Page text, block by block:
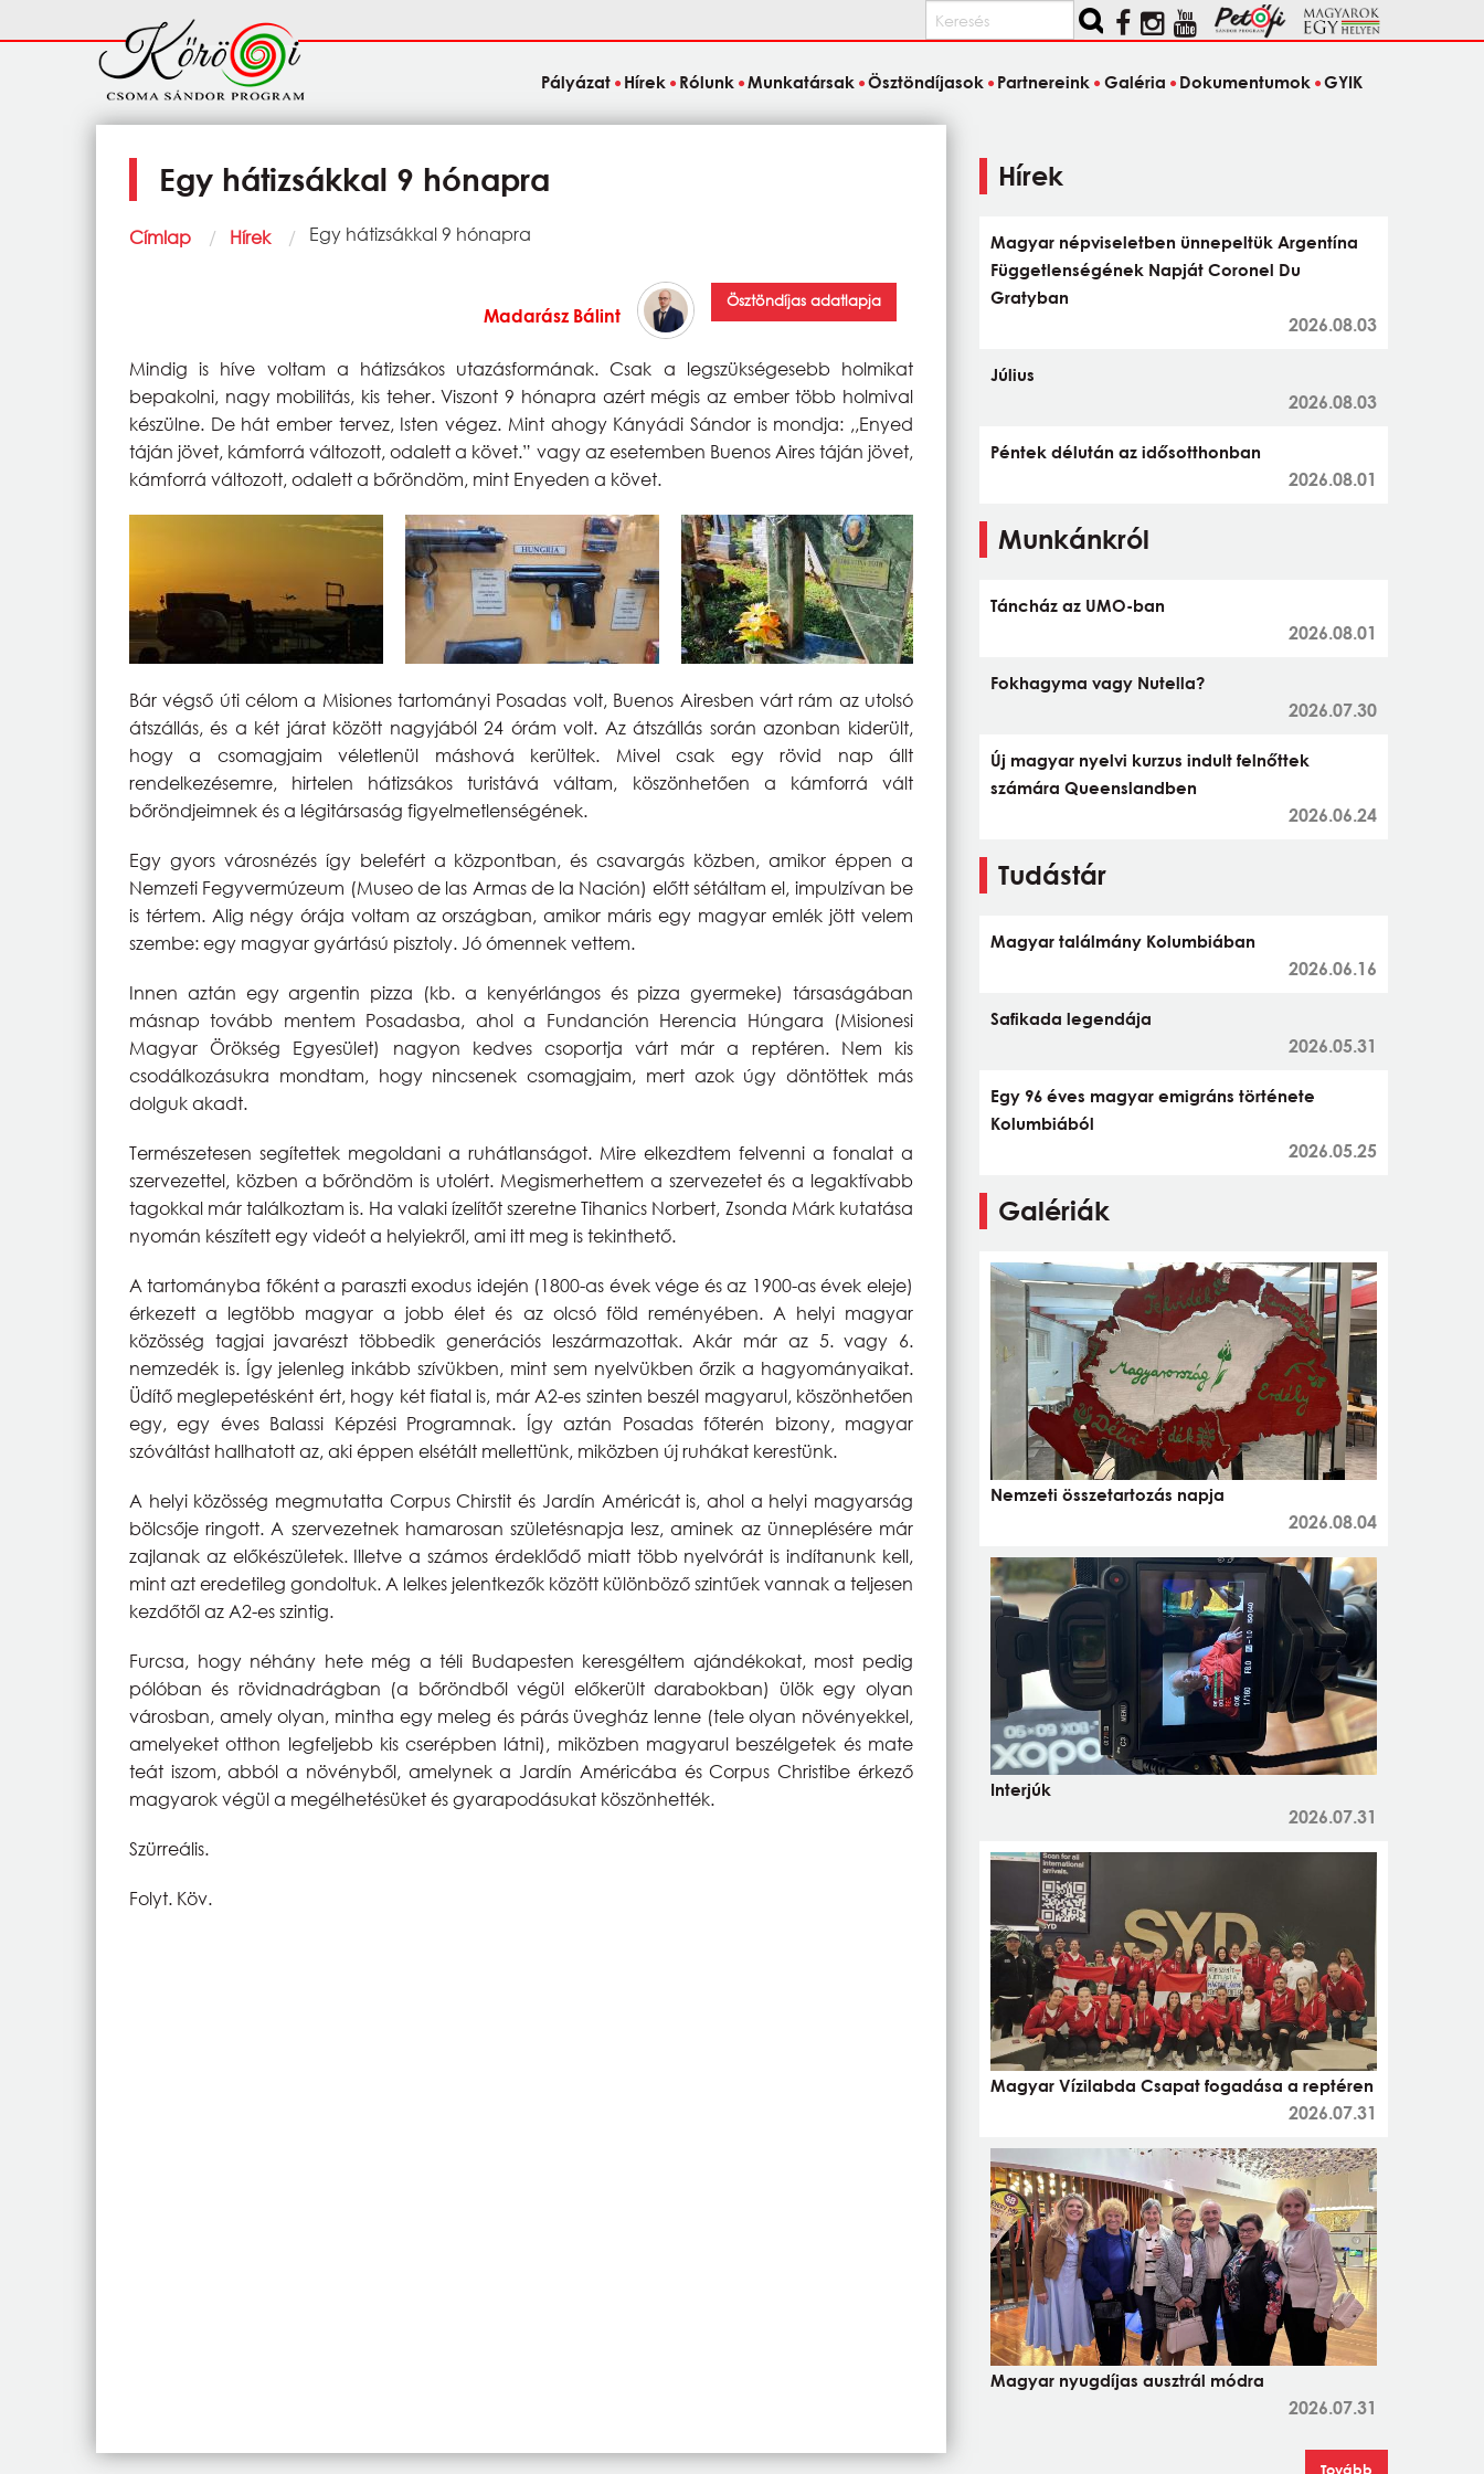
Keresés
Fő
navigáció
Pályázat Hírek Rólunk Munkatársak Ösztöndíjasok Partnereink Galéria Dokumentumok GYIK
Egy hátizsákkal 9 hónapra
Morzsa
Címlap Hírek Current:
Egy hátizsákkal 9 hónapra
Madarász Bálint
Ösztöndíjas adatlapja
Mindig is híve voltam a hátizsákos utazásformának. Csak a legszükségesebb holmikat
bepakolni, nagy mobilitás, kis teher. Viszont 9 hónapra azért mégis az ember több holmival
készülne. De hát ember tervez, Isten végez. Mint ahogy Kányádi Sándor is mondja: ,,Enyed
táján jövet, kámforrá változott, odalett a követ.” vagy az esetemben Buenos Aires táján jövet,
kámforrá változott, odalett a bőröndöm, mint Enyeden a követ.
Bár végső úti célom a Misiones tartományi Posadas volt, Buenos Airesben várt rám az utolsó
átszállás, és a két járat között nagyjából 24 órám volt. Az átszállás során azonban kiderült,
hogy a csomagjaim véletlenül máshová kerültek. Mivel csak egy rövid nap állt
rendelkezésemre, hirtelen hátizsákos turistává váltam, köszönhetően a kámforrá vált
bőröndjeimnek és a légitársaság figyelmetlenségének.
Egy gyors városnézés így belefért a központban, és csavargás közben, amikor éppen a
Nemzeti Fegyvermúzeum (Museo de las Armas de la Nación) előtt sétáltam el, impulzívan be
is tértem. Alig négy órája voltam az országban, amikor máris egy magyar emlék jött velem
szembe: egy magyar gyártású pisztoly. Jó ómennek vettem.
Innen aztán egy argentin pizza (kb. a kenyérlángos és pizza gyermeke) társaságában
másnap tovább mentem Posadasba, ahol a Fundanción Herencia Húngara (Misionesi
Magyar Örökség Egyesület) nagyon kedves csoportja várt már a reptéren. Nem kis
csodálkozásukra mondtam, hogy nincsenek csomagjaim, mert azok úgy döntöttek más
dolguk akadt.
Természetesen segítettek megoldani a ruhátlanságot. Mire elkezdtem felvenni a fonalat a
szervezettel, közben a bőröndöm is utolért. Megismerhettem a szervezetet és a legaktívabb
tagokkal már találkoztam is. Ha valaki ízelítőt szeretne Tihanics Norbert, Zsonda Márk kutatása
nyomán készített egy videót a helyiekről, ami itt meg is tekinthető.
A tartományba főként a paraszti exodus idején (1800-as évek vége és az 1900-as évek eleje)
érkezett a legtöbb magyar a jobb élet és az olcsó föld reményében. A helyi magyar
közösség tagjai javarészt többedik generációs leszármazottak. Akár már az 5. vagy 6.
nemzedék is. Így jelenleg inkább szívükben, mint sem nyelvükben őrzik a hagyományaikat.
Üdítő meglepetésként ért, hogy két fiatal is, már A2-es szinten beszél magyarul, köszönhetően
egy, egy éves Balassi Képzési Programnak. Így aztán Posadas főterén bizony, magyar
szóváltást hallhatott az, aki éppen elsétált mellettünk, miközben új ruhákat kerestünk.
A helyi közösség megmutatta Corpus Chirstit és Jardín Américát is, ahol a helyi magyarság
bölcsője ringott. A szervezetnek hamarosan születésnapja lesz, aminek az ünneplésére már
zajlanak az előkészületek. Illetve a számos érdeklődő miatt több nyelvórát is indítanunk kell,
mint azt eredetileg gondoltuk. A lelkes jelentkezők között különböző szintűek vannak a teljesen
kezdőtől az A2-es szintig.
Furcsa, hogy néhány hete még a téli Budapesten keresgéltem ajándékokat, most pedig
pólóban és rövidnadrágban (a bőröndből végül előkerült darabokban) ülök egy olyan
városban, amely olyan, mintha egy meleg és párás üvegház lenne (tele olyan növényekkel,
amelyeket otthon legfeljebb kis cserépben látni), miközben magyarul beszélgetek és mate
teát iszom, abból a növényből, amelynek a Jardín Américába és Corpus Christibe érkező
magyarok végül a megélhetésüket és gyarapodásukat köszönhették.
Szürreális.
Folyt. Köv.
Hírek
Magyar népviseletben ünnepeltük Argentína
Függetlenségének Napját Coronel Du
Gratyban
2026.08.03
Július
2026.08.03
Péntek délután az idősotthonban
2026.08.01
Munkánkról
Táncház az UMO-ban
2026.08.01
Fokhagyma vagy Nutella?
2026.07.30
Új magyar nyelvi kurzus indult felnőttek
számára Queenslandben
2026.06.24
Tudástár
Magyar találmány Kolumbiában
2026.06.16
Safikada legendája
2026.05.31
Egy 96 éves magyar emigráns története
Kolumbiából
2026.05.25
Galériák
Nemzeti összetartozás napja
2026.08.04
Interjúk
2026.07.31
Magyar Vízilabda Csapat fogadása a reptéren
2026.07.31
Magyar nyugdíjas ausztrál módra
2026.07.31
Tovább